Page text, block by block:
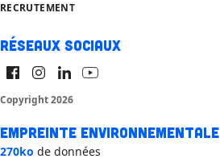
RECRUTEMENT
Réseaux sociaux
Copyright 2026
Empreinte environnementale
270ko de données